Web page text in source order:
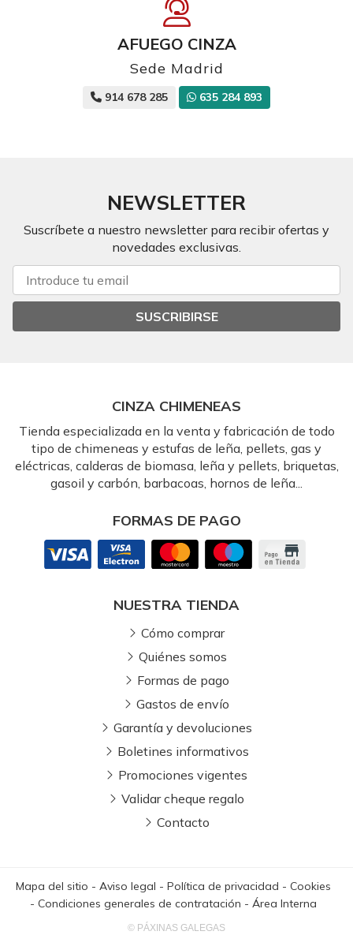
AFUEGO CINZA
Sede Madrid
914 678 285 635 284 893
NEWSLETTER
Suscríbete a nuestro newsletter para recibir ofertas y
novedades exclusivas.
SUSCRIBIRSE
CINZA CHIMENEAS
Tienda especializada en la venta y fabricación de todo
tipo de chimeneas y estufas de leña, pellets, gas y
eléctricas, calderas de biomasa, leña y pellets, briquetas,
gasoil y carbón, barbacoas, hornos de leña...
FORMAS DE PAGO
NUESTRA TIENDA
Cómo comprar
Quiénes somos
Formas de pago
Gastos de envío
Garantía y devoluciones
Boletines informativos
Promociones vigentes
Validar cheque regalo
Contacto
Mapa del sitio - Aviso legal - Política de privacidad - Cookies
- Condiciones generales de contratación - Área Interna
© PÁXINAS GALEGAS